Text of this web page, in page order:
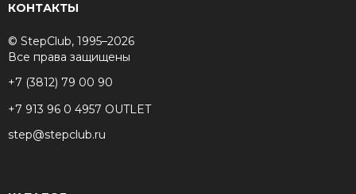
КОНТАКТЫ
© StepClub, 1995–2026
Все права защищены
+7 (3812) 79 00 90
+7 913 96 0 4957 OUTLET
step@stepclub.ru